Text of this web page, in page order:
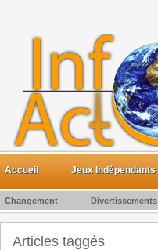
Accueil Jeux Indépendants
Changement Divertissements
Articles taggés